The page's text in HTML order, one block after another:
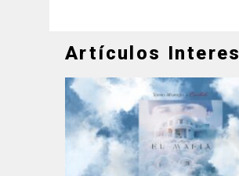
Artículos